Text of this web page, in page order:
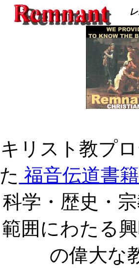
キリスト教プ
た 福音伝道書
科学・歴史・
範囲にわたる
の偉大な